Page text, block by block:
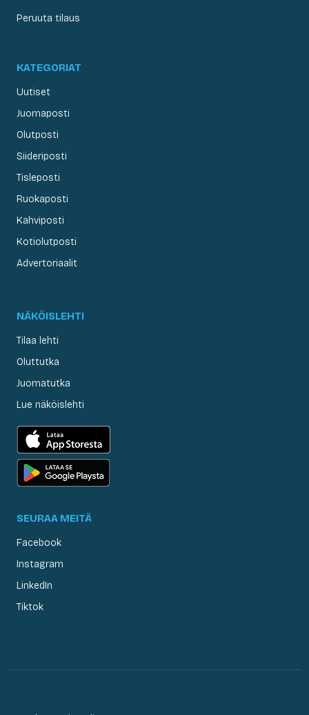
Peruuta tilaus
KATEGORIAT
Uutiset
Juomaposti
Olutposti
Siideriposti
Tisleposti
Ruokaposti
Kahviposti
Kotiolutposti
Advertoriaalit
NÄKÖISLEHTI
Tilaa lehti
Oluttutka
Juomatutka
Lue näköislehti
SEURAA MEITÄ
Facebook
Instagram
LinkedIn
Tiktok